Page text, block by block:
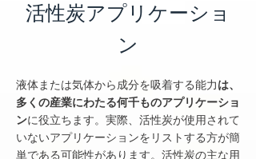
活性炭アプリケーショ
ン
液体または気体から成分を吸着する能力は、
多くの産業にわたる何千ものアプリケーショ
ンに役立ちます。実際、活性炭が使用されて
いないアプリケーションをリストする方が簡
単である可能性があります。活性炭の主な用